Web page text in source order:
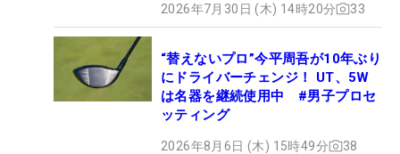
2026年7月30日 (木) 14時20分 33
“替えないプロ”今平周吾が10年ぶり
にドライバーチェンジ！ UT、5W
は名器を継続使用中 #男子プロセ
ッティング
2026年8月6日 (木) 15時49分 38